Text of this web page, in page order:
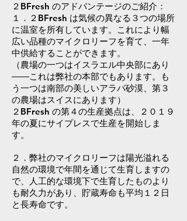
２BFresh のアドバンテージのご紹介：
１．２BFresh は気候の異なる３つの場所
に温室を所有しています。これにより幅
広い品種のマイクロリーフを育て、一年
中供給することができます。
（農場の一つはイスラエル中央部にあり
――これは弊社の本部でもあります。も
う一つは南部の美しいアラバ砂漠、第３
の農場はスイスにあります）
２BFresh の第４の生産拠点は、２０１９
年の夏にサイプレスで生産を開始しま
す。
２．弊社のマイクロリーフは陽光溢れる
自然の環境で年間を通じて生育しますの
で、人工的な環境下で生育したものより
も耐久力があり、貯蔵寿命も平均１２日
と長寿命です。